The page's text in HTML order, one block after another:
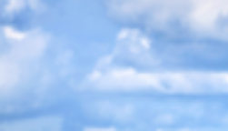
留遊學項目
海外就業
COUNTRIES
愛爾蘭
大學和學院（
語言學校（愛
美國